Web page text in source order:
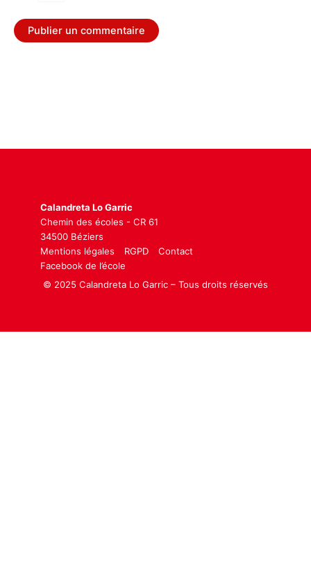
Calandreta Lo Garric
Chemin des écoles - CR 61
34500 Béziers
Mentions légales
RGPD
Contact
Facebook de l’école
© 2025 Calandreta Lo Garric – Tous droits réservés